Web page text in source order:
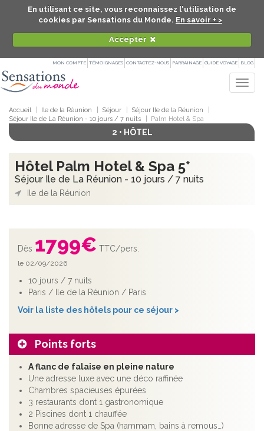
En utilisant ce site, vous reconnaissez l'utilisation de
cookies par Sensations du Monde. En savoir + >
Accepter
MON COMPTE TÉMOIGNAGES CONTACTEZ-NOUS PARRAINAGE GUIDE VOYAGE BLOG
Accueil Ile de la Réunion Séjour
Séjour Ile de la Réunion
Séjour Ile de La Réunion - 10 jours / 7 nuits
Palm Hotel & Spa
2 • HÔTEL
Hôtel Palm Hotel & Spa 5*
Séjour Ile de La Réunion - 10 jours / 7 nuits
Ile de la Réunion
Dès 1799€ TTC/pers.
le 02/09/2026
10 jours / 7 nuits
Paris / Ile de la Réunion / Paris
Voir la liste des hôtels pour ce séjour >
Points forts
A flanc de falaise en pleine nature
Une adresse luxe avec une déco raffinée
Chambres spacieuses épurées
3 restaurants dont 1 gastronomique
2 Piscines dont 1 chauffée
Bonne adresse de Spa (hammam, bains à remous…)